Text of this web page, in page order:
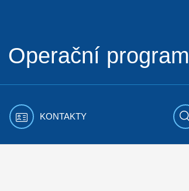
Operační program
KONTAKTY